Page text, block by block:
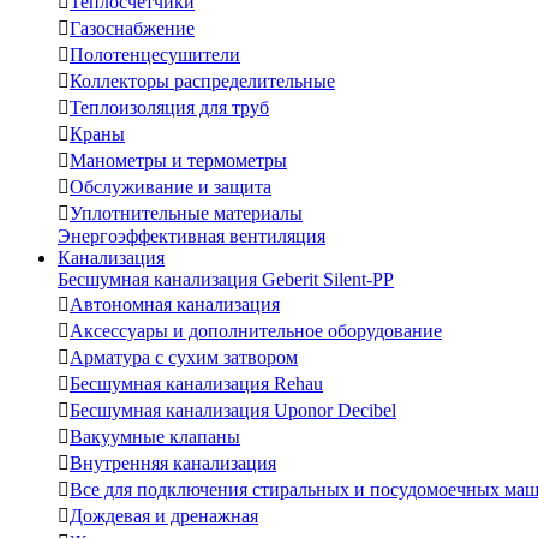
Газоснабжение
Полотенцесушители
Коллекторы распределительные
Теплоизоляция для труб
Краны
Манометры и термометры
Обслуживание и защита
Уплотнительные материалы
Энергоэффективная вентиляция
Канализация
Бесшумная канализация Geberit Silent-PP
Автономная канализация
Аксессуары и дополнительное оборудование
Арматура с сухим затвором
Бесшумная канализация Rehau
Бесшумная канализация Uponor Decibel
Вакуумные клапаны
Внутренняя канализация
Все для подключения стиральных и посудомоечных
Дождевая и дренажная